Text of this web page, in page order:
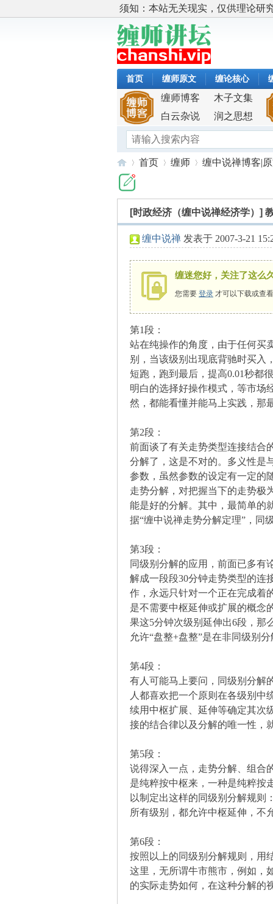
须知：本站无关现实，仅供理论研
首页 缠师原文 缠论核心
缠师博客
木子文集
白云杂说
润之思想
首页
›
缠师
›
缠中说禅博客|
[时政经济（缠中说禅经济学）]
缠中说禅 发表于 2007-3-21
缠迷您好，关注了这么
您需要 登录 才可以下载或查
第1段：
站在纯操作的角度，由于任何买
别，当该级别出现底背驰时买入
短跑，跑到最后，提高0.01秒都
明白的选择好操作模式，等市场
然，都能看懂并能马上实践，那
第2段：
前面谈了有关走势类型连接结合
分解了，这是不对的。多义性是
参数，虽然参数的设定有一定的
走势分解，对把握当下的走势极
能是好的分解。其中，最简单的
据“缠中说禅走势分解定理”，同
第3段：
同级别分解的应用，前面已多有
解成一段段30分钟走势类型的连
作，永远只针对一个正在完成着
是不需要中枢延伸或扩展的概念
果这5分钟次级别延伸出6段，那
允许“盘整+盘整”是在非同级别
第4段：
有人可能马上要问，同级别分解
人都喜欢把一个原则在各级别中
续用中枢扩展、延伸等确定其次
接的结合律以及分解的唯一性，
第5段：
说得深入一点，走势分解、组合
是纯粹按中枢来，一种是纯粹按
以制定出这样的同级别分解规则
所有级别，都允许中枢延伸，不
第6段：
按照以上的同级别分解规则，用
这里，无所谓牛市熊市，例如，
的实际走势如何，在这种分解的